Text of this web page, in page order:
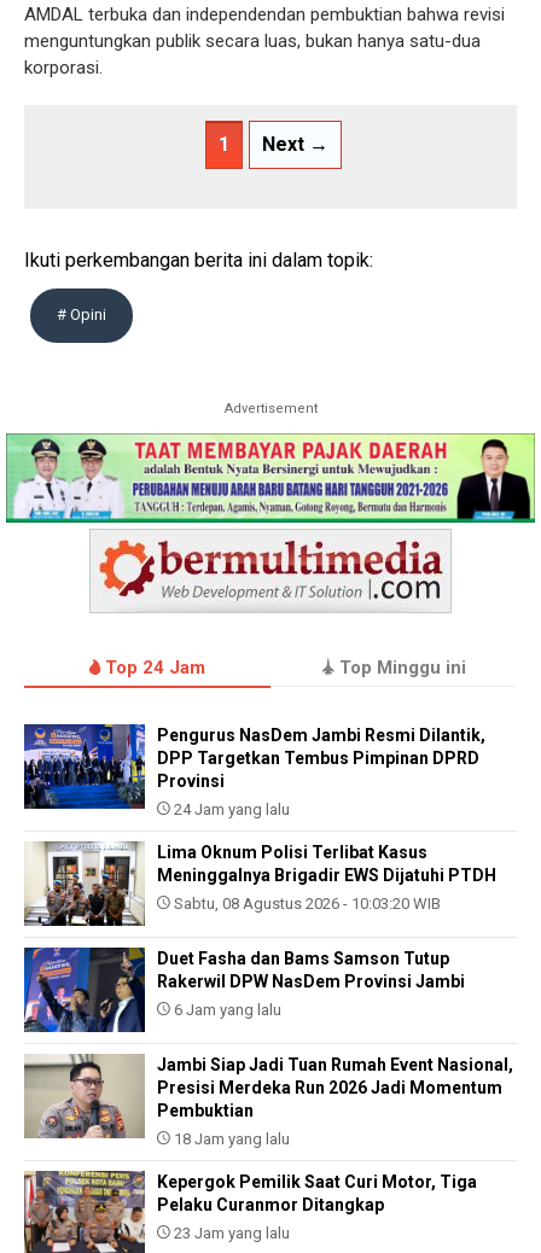
AMDAL terbuka dan independendan pembuktian bahwa revisi
menguntungkan publik secara luas, bukan hanya satu-dua
korporasi.
1 Next →
Ikuti perkembangan berita ini dalam topik:
# Opini
Advertisement
Top 24 Jam Top Minggu ini
Pengurus NasDem Jambi Resmi Dilantik,
DPP Targetkan Tembus Pimpinan DPRD
Provinsi
24 Jam yang lalu
Lima Oknum Polisi Terlibat Kasus
Meninggalnya Brigadir EWS Dijatuhi PTDH
Sabtu, 08 Agustus 2026 - 10:03:20 WIB
Duet Fasha dan Bams Samson Tutup
Rakerwil DPW NasDem Provinsi Jambi
6 Jam yang lalu
Jambi Siap Jadi Tuan Rumah Event Nasional,
Presisi Merdeka Run 2026 Jadi Momentum
Pembuktian
18 Jam yang lalu
Kepergok Pemilik Saat Curi Motor, Tiga
Pelaku Curanmor Ditangkap
23 Jam yang lalu